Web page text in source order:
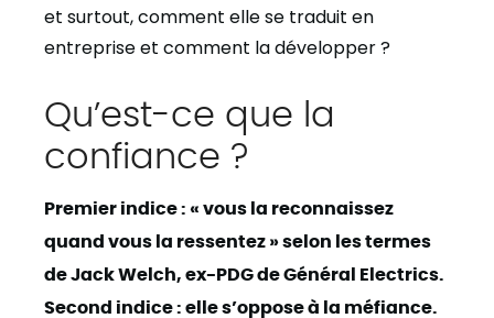
et surtout, comment elle se traduit en
entreprise et comment la développer ?
Qu’est-ce que la
confiance ?
Premier indice : « vous la reconnaissez
quand vous la ressentez » selon les termes
de Jack Welch, ex-PDG de Général Electrics.
Second indice : elle s’oppose à la méfiance.